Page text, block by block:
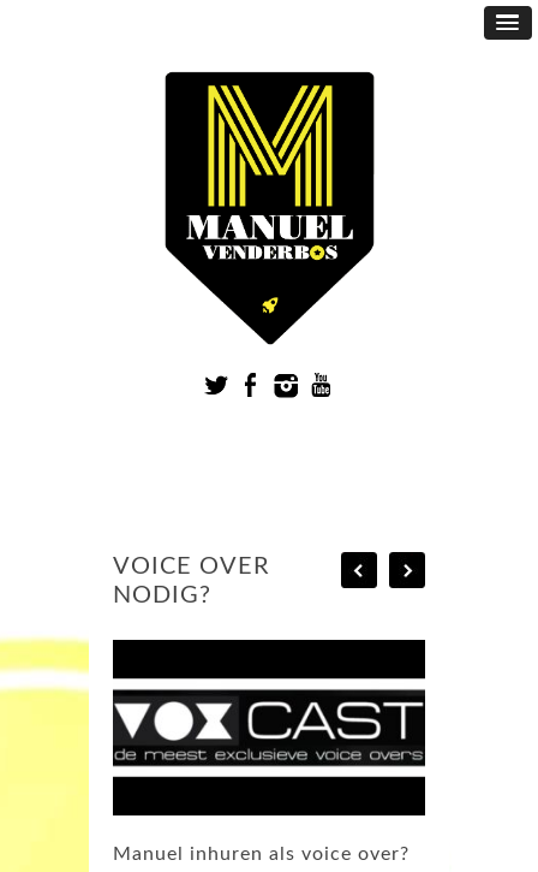
VOICE OVER
NODIG?
Manuel inhuren als voice over?